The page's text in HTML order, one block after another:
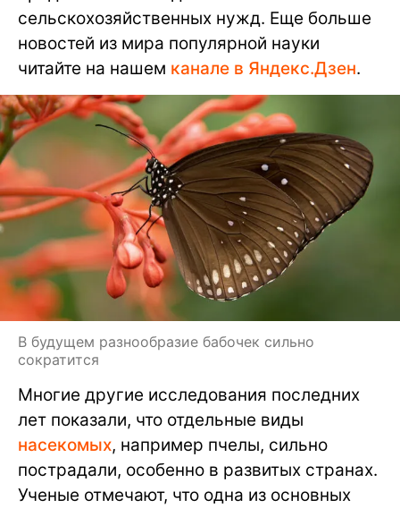
сельскохозяйственных нужд. Еще больше
новостей из мира популярной науки
читайте на нашем канале в Яндекс.Дзен.
В будущем разнообразие бабочек сильно
сократится
Многие другие исследования последних
лет показали, что отдельные виды
насекомых, например пчелы, сильно
пострадали, особенно в развитых странах.
Ученые отмечают, что одна из основных